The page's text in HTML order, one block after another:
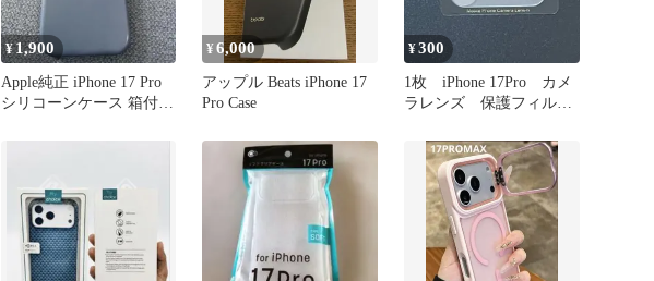
¥1,900
Apple純正 iPhone 17 Pro
シリコーンケース 箱付
¥6,000
アップル Beats iPhone 17
Pro Case
¥300
1枚 iPhone 17Pro カメ
ラレンズ 保護フィルム